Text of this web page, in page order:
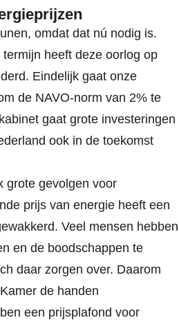
omdat dat nú nodig is.
heeft deze oorlog op
Eindelijk gaat onze
de NAVO-norm van 2% te
gaat grote investeringen
ook in de toekomst
grote gevolgen voor
prijs van energie heeft een
Veel mensen hebben
en de boodschappen te
daar zorgen over. Daarom
de handen
een prijsplafond voor